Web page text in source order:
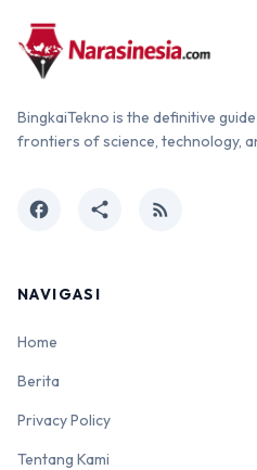
BingkaiTekno is the definitive
frontiers of science, technology,
facebook share rss_feed
NAVIGASI
Home
Berita
Privacy Policy
Tentang Kami